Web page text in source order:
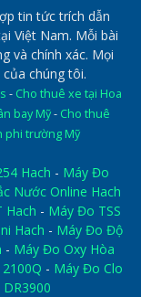
tin tức trích dẫn
Việt Nam. Mỗi bài
và chính xác. Mọi
chúng tôi.
- Cho thuê xe tại Hoa
bay Mỹ- Cho thuê
phi trường Mỹ
Hach - Máy Đo
Nước Online Hach
Hach - Máy Đo TSS
Hach - Máy Đo Độ
- Máy Đo Oxy Hòa
- Máy Đo Clo